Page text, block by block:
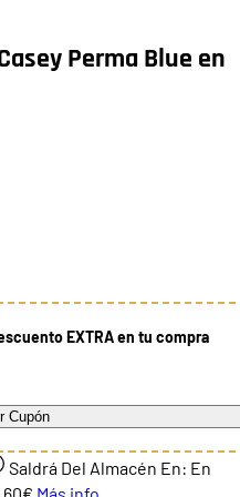
Perma Blue en
EXTRA en tu compra
Cupón
Saldrá Del Almacén En: En